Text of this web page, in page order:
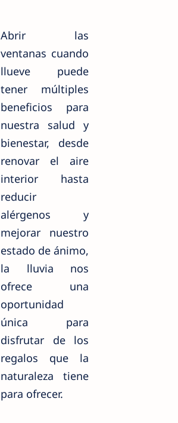
Abrir las
ventanas cuando
llueve puede
tener múltiples
beneficios para
nuestra salud y
bienestar, desde
renovar el aire
interior hasta
reducir
alérgenos y
mejorar nuestro
estado de ánimo,
la lluvia nos
ofrece una
oportunidad
única para
disfrutar de los
regalos que la
naturaleza tiene
para ofrecer.